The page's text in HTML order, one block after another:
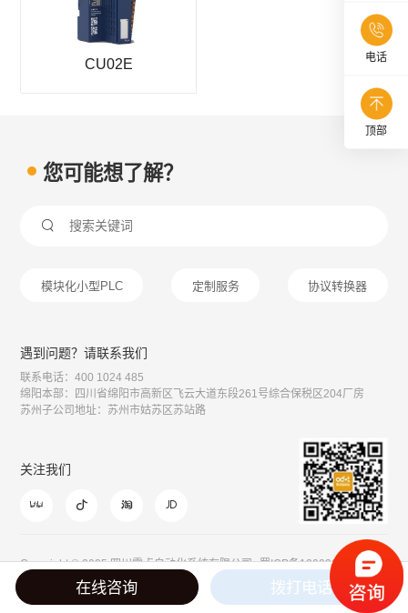
电话
顶部
CU02E
您可能想了解？

模块化小型PLC 定制服务 协议转换器
遇到问题？请联系我们
联系电话：400 1024 485
绵阳本部：四川省绵阳市高新区飞云大道东段261号综合保税区204厂房
苏州子公司地址：苏州市姑苏区苏站路
关注我们
   
Copyright © 2025 四川零点自动化系统有限公司 蜀ICP备12003099号
川公网安备51078202110243号
技术支持：拾趣品牌
在线咨询 拨打电话